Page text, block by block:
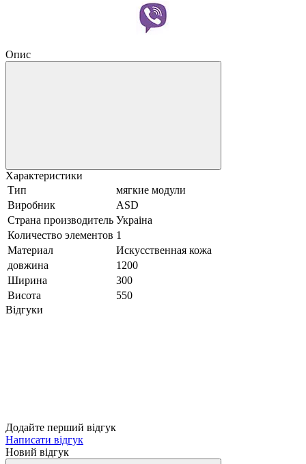
Опис
Характеристики
Тип
мягкие модули
Виробник
ASD
Страна производитель Украіна
Количество элементов 1
Материал
Искусственная кожа
довжина
1200
Ширина
300
Висота
550
Відгуки
Додайте перший відгук
Написати відгук
Новий відгук